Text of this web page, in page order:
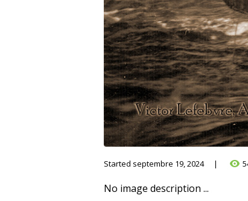
Started septembre 19, 2024
No image description ...